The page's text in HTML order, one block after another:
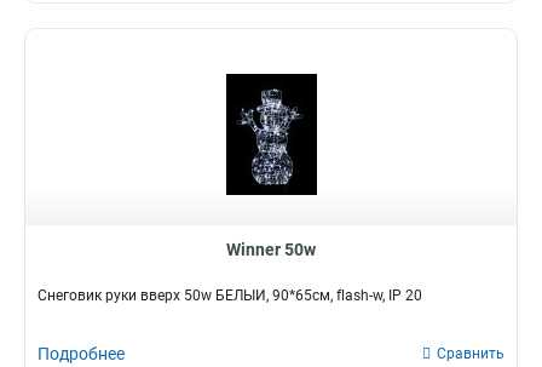
Winner 50w
Снеговик руки вверх 50w БЕЛЫЙ, 90*65см, flash-w, IP 20
Подробнее Сравнить